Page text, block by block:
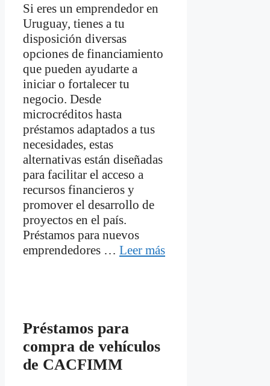
Si eres un emprendedor en
Uruguay, tienes a tu
disposición diversas
opciones de financiamiento
que pueden ayudarte a
iniciar o fortalecer tu
negocio. Desde
microcréditos hasta
préstamos adaptados a tus
necesidades, estas
alternativas están diseñadas
para facilitar el acceso a
recursos financieros y
promover el desarrollo de
proyectos en el país.
Préstamos para nuevos
emprendedores … Leer más
Préstamos para
compra de vehículos
de CACFIMM